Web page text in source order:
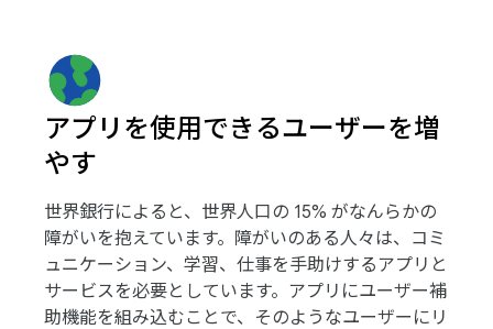
アプリを使用できるユーザーを増
やす
世界銀行によると、世界人口の 15% がなんらかの
障がいを抱えています。障がいのある人々は、コミ
ュニケーション、学習、仕事を手助けするアプリと
サービスを必要としています。アプリにユーザー補
助機能を組み込むことで、そのようなユーザーにリ